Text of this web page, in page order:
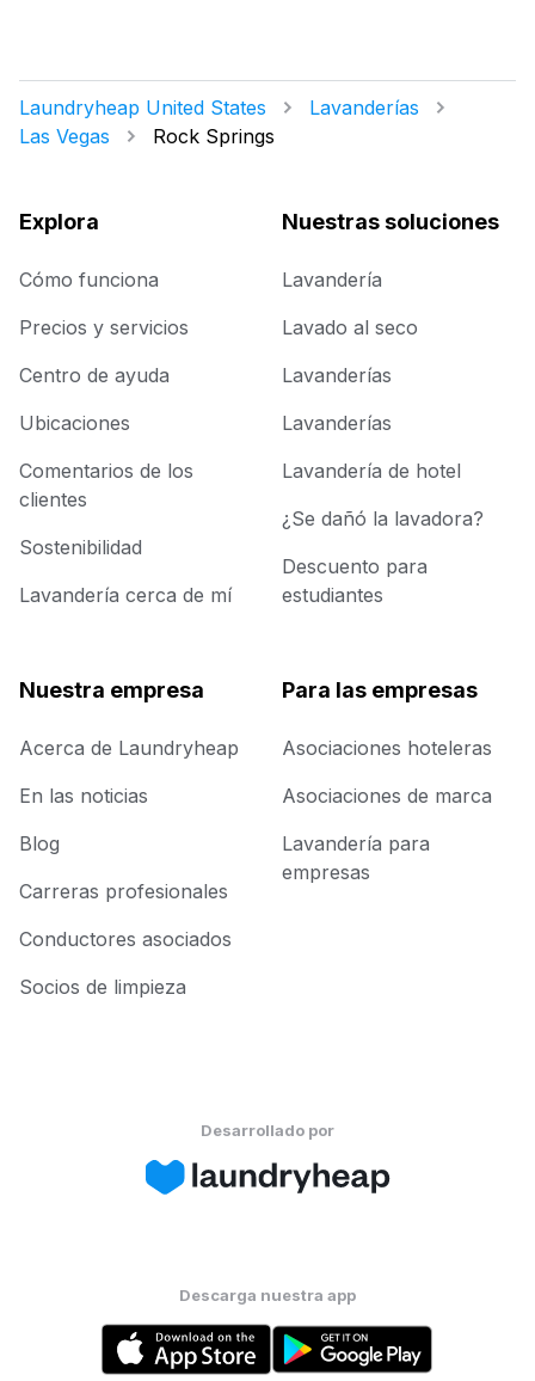
Laundryheap United States
Lavanderías
Las Vegas
Rock Springs
Explora
Cómo funciona
Precios y servicios
Centro de ayuda
Ubicaciones
Comentarios de los
clientes
Sostenibilidad
Lavandería cerca de mí
Nuestras soluciones
Lavandería
Lavado al seco
Lavanderías
Lavanderías
Lavandería de hotel
¿Se dañó la lavadora?
Descuento para
estudiantes
Nuestra empresa
Acerca de Laundryheap
En las noticias
Blog
Carreras profesionales
Conductores asociados
Socios de limpieza
Para las empresas
Asociaciones hoteleras
Asociaciones de marca
Lavandería para
empresas
Desarrollado por
Descarga nuestra app